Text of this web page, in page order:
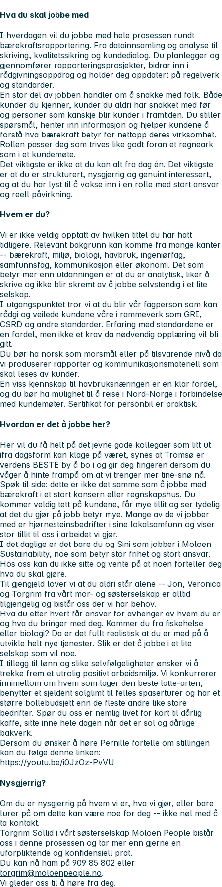
Hva du skal jobbe med
I hverdagen vil du jobbe med hele prosessen rundt
bærekraftsrapportering. Fra datainnsamling og analyse til
skriving, kvalitetssikring og kundedialog. Du planlegger og
gjennomfører rapporteringsprosjekter, bidrar inn i
rådgivningsoppdrag og holder deg oppdatert på regelverk
og standarder.
En stor del av jobben handler om å snakke med folk. Både
kunder du kjenner, kunder du aldri har snakket med før
og personer som kanskje blir kunder i framtiden. Du stiller
spørsmål, henter inn informasjon og hjelper kundene å
forstå hva bærekraft betyr for nettopp deres virksomhet.
Rollen passer deg som trives like godt foran et regneark
som i et kundemøte.
Det viktigste er ikke at du kan alt fra dag én. Det viktigste
er at du er strukturert, nysgjerrig og genuint interessert,
og at du har lyst til å vokse inn i en rolle med stort ansvar
og reell påvirkning.
Hvem er du?
Vi er ikke veldig opptatt av hvilken tittel du har hatt
tidligere. Relevant bakgrunn kan komme fra mange kanter
-- bærekraft, miljø, biologi, havbruk, ingeniørfag,
samfunnsfag, kommunikasjon eller økonomi. Det som
betyr mer enn utdanningen er at du er analytisk, liker å
skrive og ikke blir skremt av å jobbe selvstendig i et lite
selskap.
I utgangspunktet tror vi at du blir vår fagperson som kan
rådgi og veilede kundene våre i rammeverk som GRI,
CSRD og andre standarder. Erfaring med standardene er
en fordel, men ikke et krav da nødvendig opplæring vil bli
gitt.
Du bør ha norsk som morsmål eller på tilsvarende nivå da
vi produserer rapporter og kommunikasjonsmateriell som
skal leses av kunder.
En viss kjennskap til havbruksnæringen er en klar fordel,
og du bør ha mulighet til å reise i Nord-Norge i forbindelse
med kundemøter. Sertifikat for personbil er praktisk.
Hvordan er det å jobbe her?
Her vil du få helt på det jevne gode kollegaer som litt ut
ifra dagsform kan klage på været, synes at Tromsø er
verdens BESTE by å bo i og gir deg fingeren dersom du
våger å hinte frampå om at vi trenger mer tine-snø nå.
Spøk til side: dette er ikke det samme som å jobbe med
bærekraft i et stort konsern eller regnskapshus. Du
kommer veldig tett på kundene, får mye tillit og ser tydelig
at det du gjør på jobb betyr mye. Mange av de vi jobber
med er hjørnesteinsbedrifter i sine lokalsamfunn og viser
stor tillit til oss i arbeidet vi gjør.
I det daglige er det bare du og Sini som jobber i Moloen
Sustainability, noe som betyr stor frihet og stort ansvar.
Hos oss kan du ikke sitte og vente på at noen forteller deg
hva du skal gjøre.
Til gjengjeld lover vi at du aldri står alene -- Jon, Veronica
og Torgrim fra vårt mor- og søsterselskap er alltid
tilgjengelig og bistår oss der vi har behov.
Hva du etter hvert får ansvar for avhenger av hvem du er
og hva du bringer med deg. Kommer du fra fiskehelse
eller biologi? Da er det fullt realistisk at du er med på å
utvikle helt nye tjenester. Slik er det å jobbe i et lite
selskap som vil noe.
I tillegg til lønn og slike selvfølgeligheter ønsker vi å
trekke frem et utrolig positivt arbeidsmiljø. Vi konkurrerer
innimellom om hvem som lager den beste latte-arten,
benytter et sjeldent solglimt til felles spaserturer og har et
større bollebudsjett enn de fleste andre like store
bedrifter. Spør du oss er nemlig livet for kort til dårlig
kaffe, sitte inne hele dagen når det er sol og dårlige
bakverk.
Dersom du ønsker å høre Pernille fortelle om stillingen
kan du følge denne linken:
https://youtu.be/i0JzOz-PvVU
Nysgjerrig?
Om du er nysgjerrig på hvem vi er, hva vi gjør, eller bare
lurer på om dette kan være noe for deg -- ikke nøl med å
ta kontakt.
Torgrim Sollid i vårt søsterselskap Moloen People bistår
oss i denne prosessen og tar mer enn gjerne en
uforpliktende og konfidensiell prat.
Du kan nå ham på 909 85 802 eller
torgrim@moloenpeople.no.
Vi gleder oss til å høre fra deg.